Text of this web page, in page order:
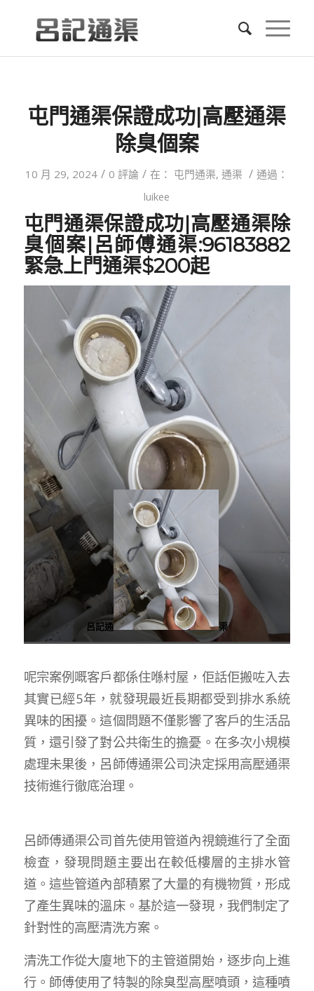
屯門通渠保證成功|高壓通渠
除臭個案
10 月 29, 2024 / 0 評論 / 在： 屯門通渠,通渠 / 通過：
luikee
屯門通渠保證成功| 高壓通渠除
臭個案|呂師傅通渠:96183882
緊急上門通渠$200起
呂記通 渠
呢宗案例嘅客戶都係住喺村屋，佢話佢搬咗入去
其實已經5年，就發現最近長期都受到排水系統
異味的困擾。這個問題不僅影響了客戶的生活品
質，還引發了對公共衛生的擔憂。在多次小規模
處理未果後，呂師傅通渠公司決定採用高壓通渠
技術進行徹底治理。
呂師傅通渠公司首先使用管道內視鏡進行了全面
檢查，發現問題主要出在較低樓層的主排水管
道。這些管道內部積累了大量的有機物質，形成
了產生異味的溫床。基於這一發現，我們制定了
針對性的高壓清洗方案。
清洗工作從大廈地下的主管道開始，逐步向上進
行。師傅使用了特製的除臭型高壓噴頭，這種噴